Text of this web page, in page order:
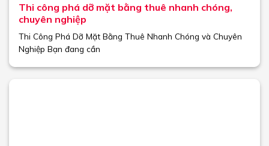
Thi công phá dỡ mặt bằng thuê nhanh chóng,
chuyên nghiệp
Thi Công Phá Dỡ Mặt Bằng Thuê Nhanh Chóng và Chuyên
Nghiệp Bạn đang cần